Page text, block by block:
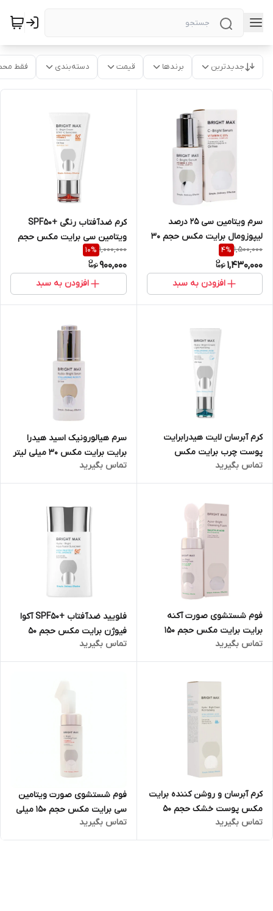
جدیدترین برندها قیمت دسته‌بندی فقط
سرم ویتامین سی 25 درصد
لیپوزومال برایت مکس حجم 30
میلی لیتر
1,500,000
4%
1,430,000
افزودن به سبد
کرم ضدآفتاب رنگی +SPF50
ویتامین سی برایت مکس حجم
50 میلی لیتر
1,000,000
10%
900,000
افزودن به سبد
کرم آبرسان لایت هیدرابرایت
پوست چرب برایت مکس
تماس بگیرید
سرم هیالورونیک اسید هیدرا
برایت برایت مکس 30 میلی لیتر
تماس بگیرید
فوم شستشوی صورت آکنه
برایت برایت مکس حجم 150
میلی لیتر
تماس بگیرید
فلویید ضدآفتاب +SPF50 آکوا
فیوژن برایت مکس حجم 50
میلی لیتر
تماس بگیرید
کرم آبرسان و روشن کننده برایت
مکس پوست خشک حجم 50
میلی لیتر
تماس بگیرید
فوم شستشوی صورت ویتامین
سی برایت مکس حجم 150 میلی
لیتر
تماس بگیرید